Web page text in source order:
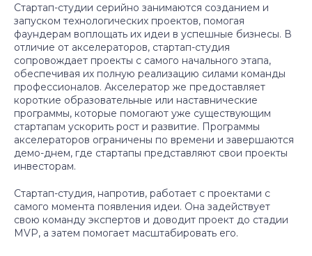
Стартап-студии серийно занимаются созданием и
запуском технологических проектов, помогая
фаундерам воплощать их идеи в успешные бизнесы. В
отличие от акселераторов, стартап-студия
сопровождает проекты с самого начального этапа,
обеспечивая их полную реализацию силами команды
профессионалов. Акселератор же предоставляет
короткие образовательные или наставнические
программы, которые помогают уже существующим
стартапам ускорить рост и развитие. Программы
акселераторов ограничены по времени и завершаются
демо-днем, где стартапы представляют свои проекты
инвесторам.
Стартап-студия, напротив, работает с проектами с
самого момента появления идеи. Она задействует
свою команду экспертов и доводит проект до стадии
MVP, а затем помогает масштабировать его.